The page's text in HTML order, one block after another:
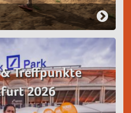
Treffpunkte
2026